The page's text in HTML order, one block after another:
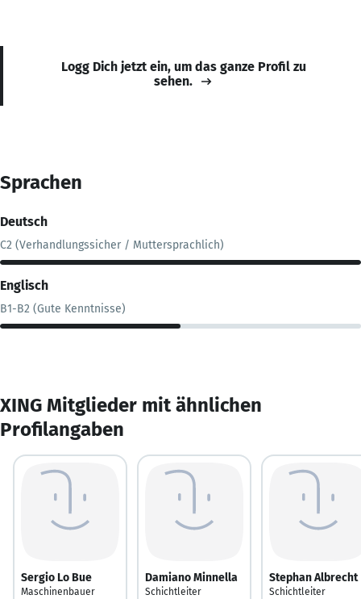
Logg Dich jetzt ein, um das ganze Profil zu
sehen.
Sprachen
Deutsch
C2 (Verhandlungssicher / Muttersprachlich)
Englisch
B1-B2 (Gute Kenntnisse)
XING Mitglieder mit ähnlichen
Profilangaben
Sergio Lo Bue
Maschinenbauer
Damiano Minnella
Schichtleiter
Stephan Albrecht
Schichtleiter